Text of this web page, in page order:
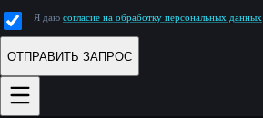
Я даю согласие на обработку персональных данных
ОТПРАВИТЬ ЗАПРОС